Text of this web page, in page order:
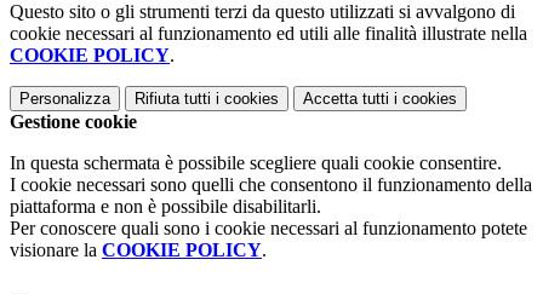
Questo sito o gli strumenti terzi da questo utilizzati si avvalgono di
cookie necessari al funzionamento ed utili alle finalità illustrate nella
COOKIE POLICY.
Personalizza Rifiuta tutti i cookies Accetta tutti i cookies
Gestione cookie
In questa schermata è possibile scegliere quali cookie consentire.
I cookie necessari sono quelli che consentono il funzionamento della
piattaforma e non è possibile disabilitarli.
Per conoscere quali sono i cookie necessari al funzionamento potete
visionare la COOKIE POLICY.